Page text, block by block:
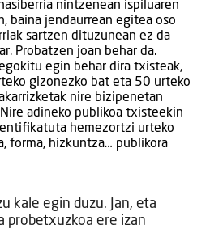
nintzenean ispiluaren
baina jendaurrean egitea oso
sartzen dituzunean ez da
Probatzen joan behar da.
egin behar dira txisteak,
gizonezko bat eta 50 urteko
nire bizipenetan
adineko publikoa txisteekin
hemezortzi urteko
forma, hizkuntza… publikora
kale egin duzu. Jan, eta
probetxuzkoa ere izan